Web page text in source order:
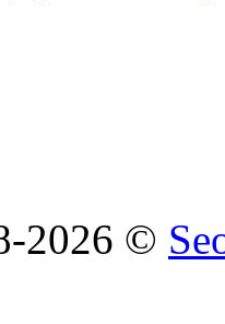
2026 ©